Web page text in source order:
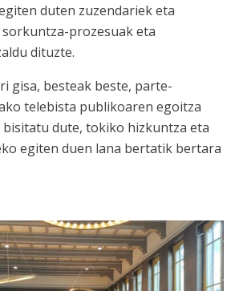
duten zuzendariek eta
prozesuak eta
dituzte.
gisa, besteak beste, parte-
telebista publikoaren egoitza
bisitatu dute, tokiko hizkuntza eta
egiten duen lana bertatik bertara